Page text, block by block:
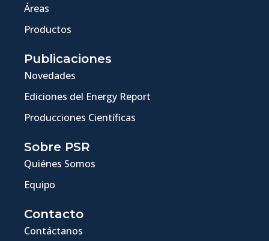
Áreas
Productos
Publicaciones
Novedades
Ediciones del Energy Report
Producciones Científicas
Sobre PSR
Quiénes Somos
Equipo
Contacto
Contáctanos